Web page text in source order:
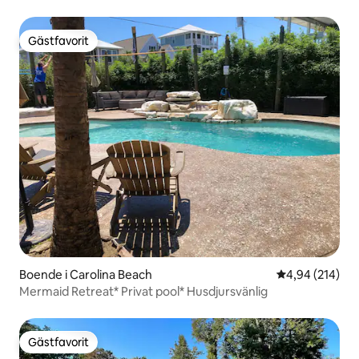
Gästfavorit
Gästfavorit
Boende i Carolina Beach 4,94 av 5 i
4,94 (214)
Mermaid Retreat* Privat pool* Husdjursvänlig
Gästfavorit
Gästfavorit